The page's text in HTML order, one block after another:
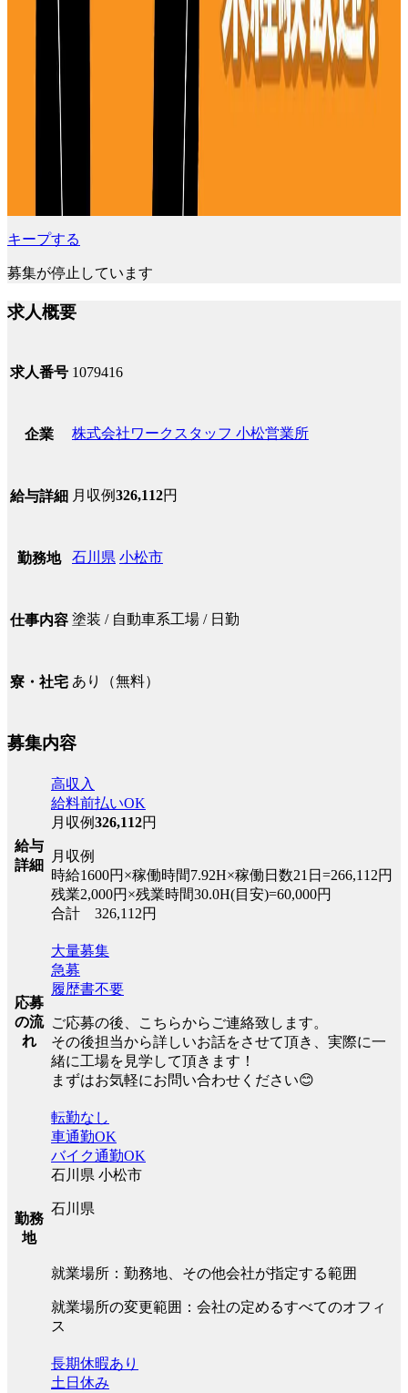
キープする
募集が停止しています
求人概要
求人番号 1079416
企業 株式会社ワークスタッフ 小松営業所
給与詳細 月収例326,112円
勤務地 石川県 小松市
仕事内容 塗装 / 自動車系工場 / 日勤
寮・社宅 あり（無料）
募集内容
給与
詳細
高収入
給料前払いOK
月収例326,112円
月収例
時給1600円×稼働時間7.92H×稼働日数21日=266,112円
残業2,000円×残業時間30.0H(目安)=60,000円
合計 326,112円
応募
の流
れ
大量募集
急募
履歴書不要
ご応募の後、こちらからご連絡致します。
その後担当から詳しいお話をさせて頂き、実際に一
緒に工場を見学して頂きます！
まずはお気軽にお問い合わせください😊
勤務
地
転勤なし
車通勤OK
バイク通勤OK
石川県 小松市
石川県
就業場所：勤務地、その他会社が指定する範囲
就業場所の変更範囲：会社の定めるすべてのオフィ
ス
長期休暇あり
土日休み